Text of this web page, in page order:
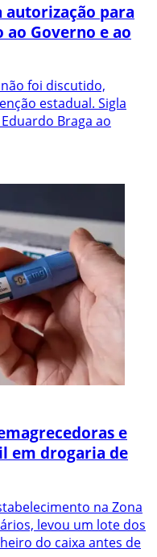
autorização para
Governo e ao
foi discutido,
estadual. Sigla
Braga ao
e
em drogaria de
na Zona
levou um lote dos
do caixa antes de